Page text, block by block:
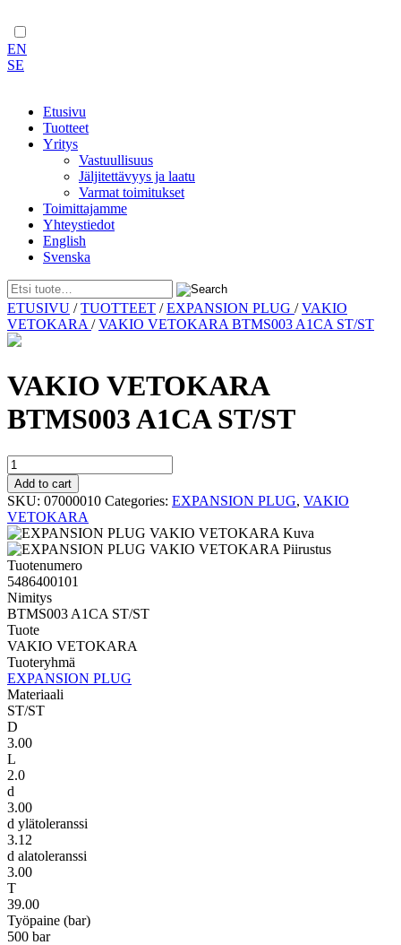
EN
SE
Etusivu
Tuotteet
Yritys
Vastuullisuus
Jäljitettävyys ja laatu
Varmat toimitukset
Toimittajamme
Yhteystiedot
English
Svenska
Skip
to
content
ETUSIVU /TUOTTEET /EXPANSION PLUG /VAKIO
VETOKARA /VAKIO VETOKARA BTMS003 A1CA ST/ST
VAKIO VETOKARA
BTMS003 A1CA ST/ST
VAKIO
VETOKARA
BTMS003
A1CA
ST/ST
quantity
Add to cart
SKU: 07000010 Categories: EXPANSION PLUG, VAKIO
VETOKARA
Tuotenumero
5486400101
Nimitys
BTMS003 A1CA ST/ST
Tuote
VAKIO VETOKARA
Tuoteryhmä
EXPANSION PLUG
Materiaali
ST/ST
D
3.00
L
2.0
d
3.00
d ylätoleranssi
3.12
d alatoleranssi
3.00
T
39.00
Työpaine (bar)
500 bar